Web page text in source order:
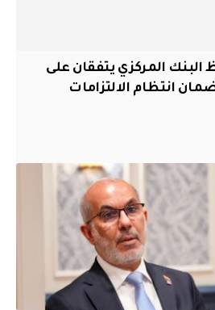
البنك المركزي يتفقان على
انتظام الالتزامات